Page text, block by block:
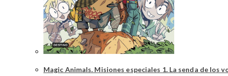
Magic Animals. Misiones especiales 1. La senda de los